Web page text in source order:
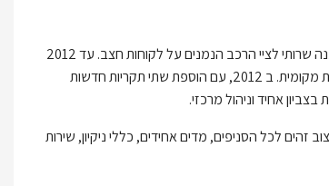
הרשת הוקמה בשנת 2012 במטרה לקדם את מותג צמיגי ג'נרל בישראל, לשרת את הקהל הרחב ולתת מענה שרותי לציי הרכב הנמנים על לקוחות חצב. עד 2012
פעלו התקריות שבבעלות חצב נציגויות כתקריות עצמאיות ללא זיקה מיוחדת ביניהן כאשר כל תקריה מנוהלת מקומית. ב 2012, עם הוספת שתי תקריות חדשות
אחיד וניהול מרכזי.
לכל הסניפים, מדים אחידים, כללי ניקיון, שירות